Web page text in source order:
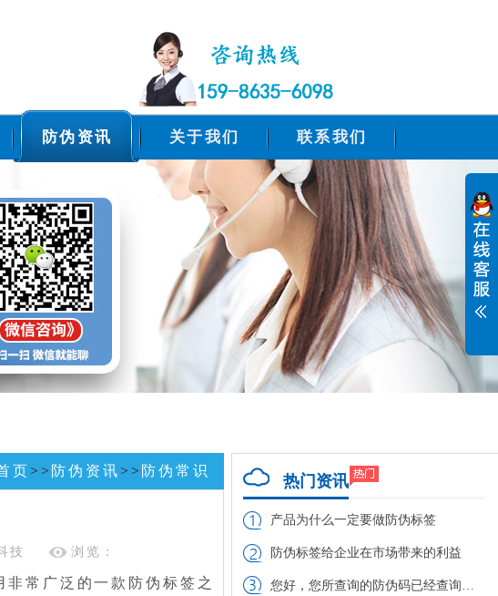
防伪资讯 关于我们 联系我们
页>> 防伪资讯>> 防伪常识
技 浏览：
非常广泛的一款防伪标签之
热门资讯
产品为什么一定要做防伪标签
防伪标签给企业在市场带来的利益
您好，您所查询的防伪码已经查询过，请谨防假